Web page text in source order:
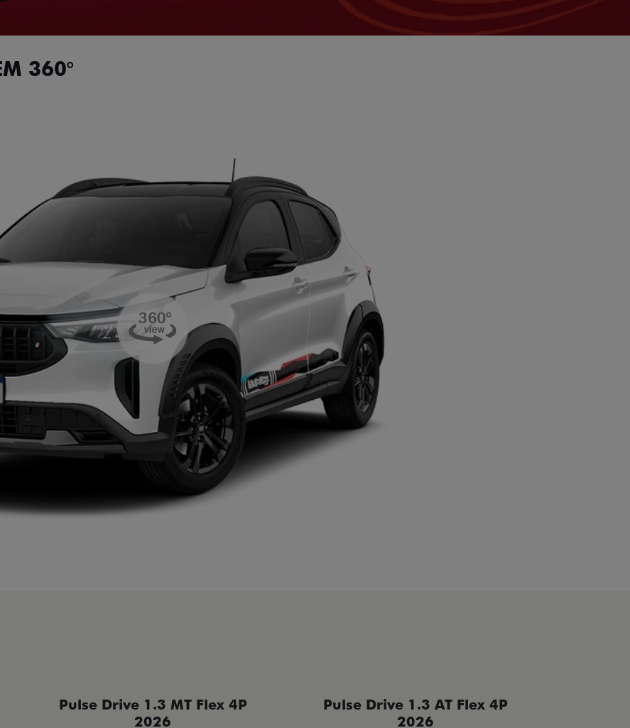
360°
Pulse Drive 1.3 MT Flex 4P
2026
Pulse Drive 1.3 AT Flex 4P
2026